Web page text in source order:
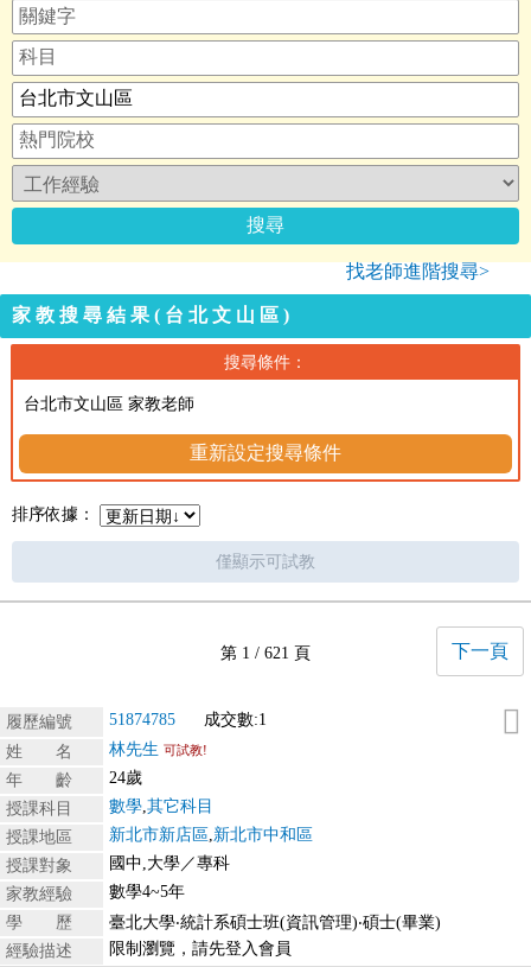
找老師進階搜尋>
家教搜尋結果(台北文山區)
搜尋條件：
台北市文山區 家教老師
重新設定搜尋條件
排序依據：
僅顯示可試教
第 1 / 621 頁 下一頁
履歷編號 51874785
成交數:1
姓 名
林先生 可試教!
年 齡
24歲
授課科目
數學 其它科目
授課地區
新北市新店區 新北市中和區
授課對象
國中,大學／專科
家教經驗
數學4~5年
學 歷
臺北大學‧統計系碩士班(資訊管理)‧碩士(畢業)
經驗描述
限制瀏覽，請先登入會員